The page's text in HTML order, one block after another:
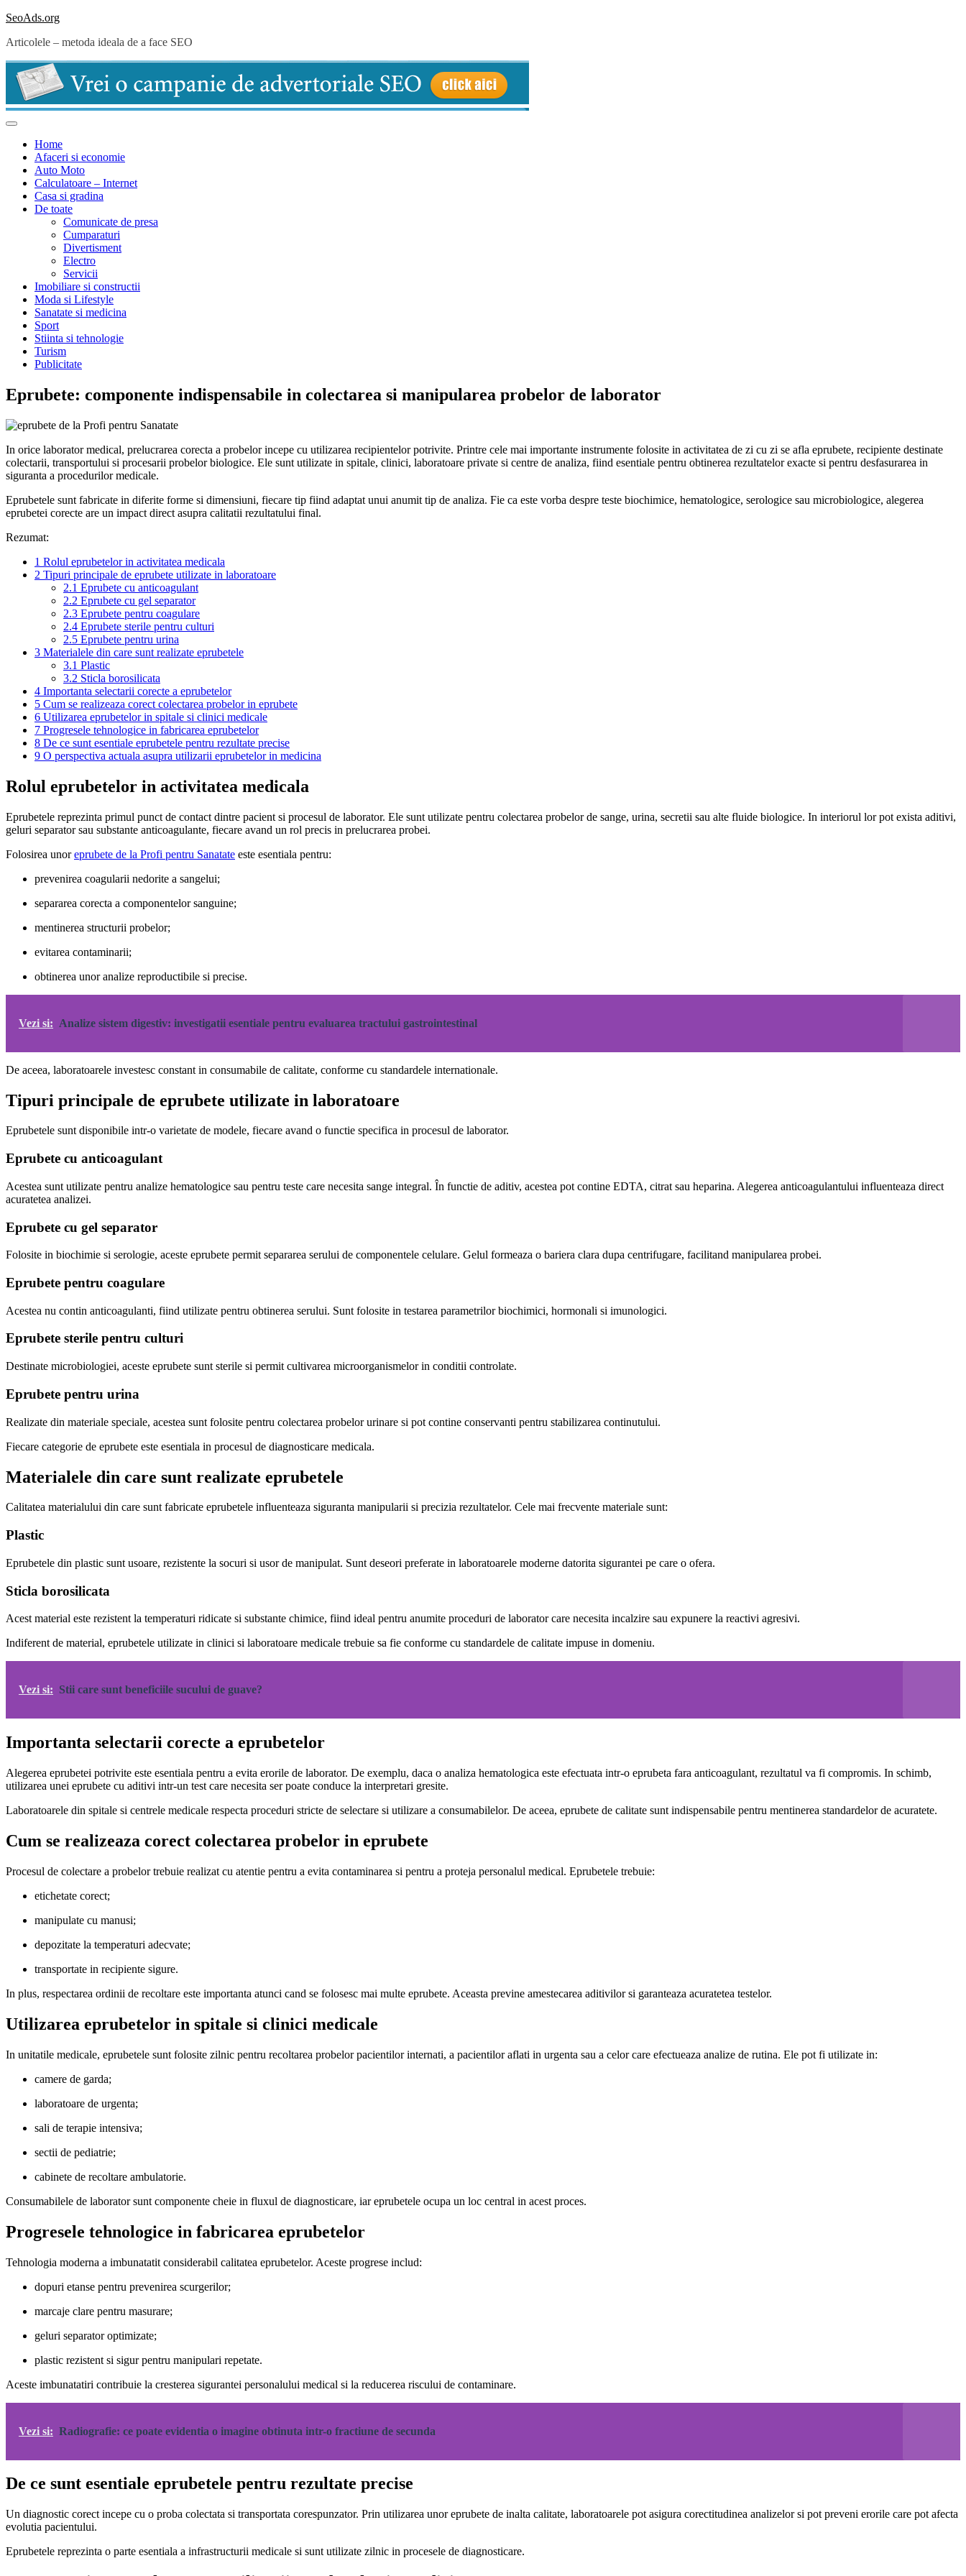
Skip
content
SeoAds.org
Articolele – metoda ideala de a face SEO
Home
Afaceri si economie
Auto Moto
Calculatoare – Internet
Casa si gradina
De toate
Comunicate de presa
Cumparaturi
Divertisment
Electro
Servicii
Imobiliare si constructii
Moda si Lifestyle
Sanatate si medicina
Sport
Stiinta si tehnologie
Turism
Publicitate
Eprubete: componente indispensabile in colectarea si manipularea probelor de laborator
In orice laborator medical, prelucrarea corecta a probelor incepe cu utilizarea recipientelor potrivite. Printre cele mai importante instrumente folosite in activitatea de zi cu zi se afla eprubete, recipiente destinate
colectarii, transportului si procesarii probelor biologice. Ele sunt utilizate in spitale, clinici, laboratoare private si centre de analiza, fiind esentiale pentru obtinerea rezultatelor exacte si pentru desfasurarea in
siguranta a procedurilor medicale.
Eprubetele sunt fabricate in diferite forme si dimensiuni, fiecare tip fiind adaptat unui anumit tip de analiza. Fie ca este vorba despre teste biochimice, hematologice, serologice sau microbiologice, alegerea
eprubetei corecte are un impact direct asupra calitatii rezultatului final.
Rezumat:
1 Rolul eprubetelor in activitatea medicala
2 Tipuri principale de eprubete utilizate in laboratoare
2.1 Eprubete cu anticoagulant
2.2 Eprubete cu gel separator
2.3 Eprubete pentru coagulare
2.4 Eprubete sterile pentru culturi
2.5 Eprubete pentru urina
3 Materialele din care sunt realizate eprubetele
3.1 Plastic
3.2 Sticla borosilicata
4 Importanta selectarii corecte a eprubetelor
5 Cum se realizeaza corect colectarea probelor in eprubete
6 Utilizarea eprubetelor in spitale si clinici medicale
7 Progresele tehnologice in fabricarea eprubetelor
8 De ce sunt esentiale eprubetele pentru rezultate precise
9 O perspectiva actuala asupra utilizarii eprubetelor in medicina
Rolul eprubetelor in activitatea medicala
Eprubetele reprezinta primul punct de contact dintre pacient si procesul de laborator. Ele sunt utilizate pentru colectarea probelor de sange, urina, secretii sau alte fluide biologice. In interiorul lor pot exista aditivi,
geluri separator sau substante anticoagulante, fiecare avand un rol precis in prelucrarea probei.
Folosirea unoreprubete de la Profi pentru Sanatate este esentiala pentru:
prevenirea coagularii nedorite a sangelui;
separarea corecta a componentelor sanguine;
mentinerea structurii probelor;
evitarea contaminarii;
obtinerea unor analize reproductibile si precise.
Vezi si: Analize sistem digestiv: investigatii esentiale pentru evaluarea tractului gastrointestinal
De aceea, laboratoarele investesc constant in consumabile de calitate, conforme cu standardele internationale.
Tipuri principale de eprubete utilizate in laboratoare
Eprubetele sunt disponibile intr-o varietate de modele, fiecare avand o functie specifica in procesul de laborator.
Eprubete cu anticoagulant
Acestea sunt utilizate pentru analize hematologice sau pentru teste care necesita sange integral. În functie de aditiv, acestea pot contine EDTA, citrat sau heparina. Alegerea anticoagulantului influenteaza direct
acuratetea analizei.
Eprubete cu gel separator
Folosite in biochimie si serologie, aceste eprubete permit separarea serului de componentele celulare. Gelul formeaza o bariera clara dupa centrifugare, facilitand manipularea probei.
Eprubete pentru coagulare
Acestea nu contin anticoagulanti, fiind utilizate pentru obtinerea serului. Sunt folosite in testarea parametrilor biochimici, hormonali si imunologici.
Eprubete sterile pentru culturi
Destinate microbiologiei, aceste eprubete sunt sterile si permit cultivarea microorganismelor in conditii controlate.
Eprubete pentru urina
Realizate din materiale speciale, acestea sunt folosite pentru colectarea probelor urinare si pot contine conservanti pentru stabilizarea continutului.
Fiecare categorie de eprubete este esentiala in procesul de diagnosticare medicala.
Materialele din care sunt realizate eprubetele
Calitatea materialului din care sunt fabricate eprubetele influenteaza siguranta manipularii si precizia rezultatelor. Cele mai frecvente materiale sunt:
Plastic
Eprubetele din plastic sunt usoare, rezistente la socuri si usor de manipulat. Sunt deseori preferate in laboratoarele moderne datorita sigurantei pe care o ofera.
Sticla borosilicata
Acest material este rezistent la temperaturi ridicate si substante chimice, fiind ideal pentru anumite proceduri de laborator care necesita incalzire sau expunere la reactivi agresivi.
Indiferent de material, eprubetele utilizate in clinici si laboratoare medicale trebuie sa fie conforme cu standardele de calitate impuse in domeniu.
Vezi si: Stii care sunt beneficiile sucului de guave?
Importanta selectarii corecte a eprubetelor
Alegerea eprubetei potrivite este esentiala pentru a evita erorile de laborator. De exemplu, daca o analiza hematologica este efectuata intr-o eprubeta fara anticoagulant, rezultatul va fi compromis. In schimb,
utilizarea unei eprubete cu aditivi intr-un test care necesita ser poate conduce la interpretari gresite.
Laboratoarele din spitale si centrele medicale respecta proceduri stricte de selectare si utilizare a consumabilelor. De aceea, eprubete de calitate sunt indispensabile pentru mentinerea standardelor de acuratete.
Cum se realizeaza corect colectarea probelor in eprubete
Procesul de colectare a probelor trebuie realizat cu atentie pentru a evita contaminarea si pentru a proteja personalul medical. Eprubetele trebuie:
etichetate corect;
manipulate cu manusi;
depozitate la temperaturi adecvate;
transportate in recipiente sigure.
In plus, respectarea ordinii de recoltare este importanta atunci cand se folosesc mai multe eprubete. Aceasta previne amestecarea aditivilor si garanteaza acuratetea testelor.
Utilizarea eprubetelor in spitale si clinici medicale
In unitatile medicale, eprubetele sunt folosite zilnic pentru recoltarea probelor pacientilor internati, a pacientilor aflati in urgenta sau a celor care efectueaza analize de rutina. Ele pot fi utilizate in:
camere de garda;
laboratoare de urgenta;
sali de terapie intensiva;
sectii de pediatrie;
cabinete de recoltare ambulatorie.
Consumabilele de laborator sunt componente cheie in fluxul de diagnosticare, iar eprubetele ocupa un loc central in acest proces.
Progresele tehnologice in fabricarea eprubetelor
Tehnologia moderna a imbunatatit considerabil calitatea eprubetelor. Aceste progrese includ:
dopuri etanse pentru prevenirea scurgerilor;
marcaje clare pentru masurare;
geluri separator optimizate;
plastic rezistent si sigur pentru manipulari repetate.
Aceste imbunatatiri contribuie la cresterea sigurantei personalului medical si la reducerea riscului de contaminare.
Vezi si: Radiografie: ce poate evidentia o imagine obtinuta intr-o fractiune de secunda
De ce sunt esentiale eprubetele pentru rezultate precise
Un diagnostic corect incepe cu o proba colectata si transportata corespunzator. Prin utilizarea unor eprubete de inalta calitate, laboratoarele pot asigura corectitudinea analizelor si pot preveni erorile care pot afecta
evolutia pacientului.
Eprubetele reprezinta o parte esentiala a infrastructurii medicale si sunt utilizate zilnic in procesele de diagnosticare.